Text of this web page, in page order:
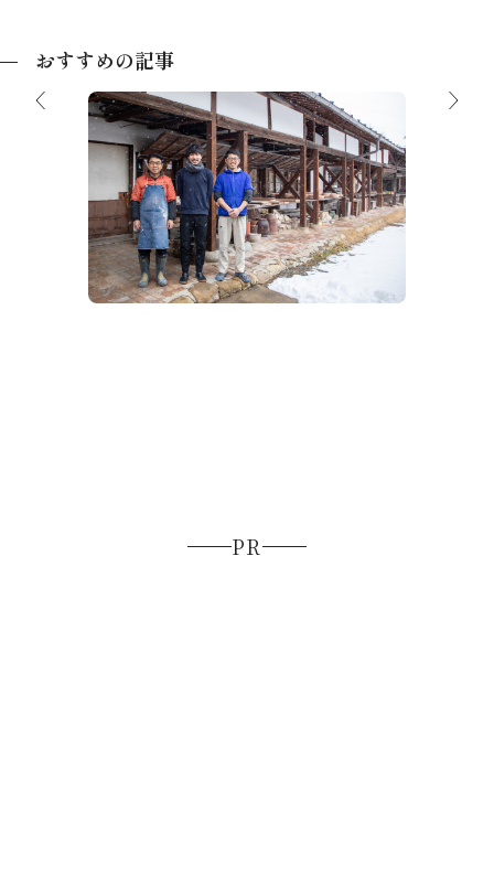
おすすめの記事
HIDABITO 022 渋草焼窯元芳国舎 松
山 正和 氏
PR